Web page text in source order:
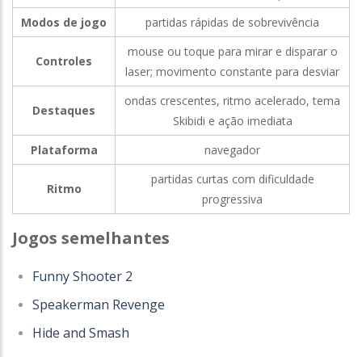
Modos de jogo
partidas rápidas de sobrevivência
Controles
mouse ou toque para mirar e disparar o
laser; movimento constante para desviar
Destaques
ondas crescentes, ritmo acelerado, tema
Skibidi e ação imediata
Plataforma
navegador
Ritmo
partidas curtas com dificuldade
progressiva
Jogos semelhantes
Funny Shooter 2
Speakerman Revenge
Hide and Smash